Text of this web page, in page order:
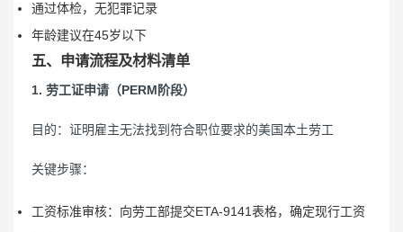
通过体检，无犯罪记录
年龄建议在45岁以下
五、申请流程及材料清单
1. 劳工证申请（PERM阶段）
目的：证明雇主无法找到符合职位要求的美国本土劳工
关键步骤：
工资标准审核：向劳工部提交ETA-9141表格，确定现行工资